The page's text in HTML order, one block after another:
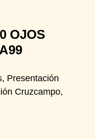
OJOS
Presentación
Cruzcampo,